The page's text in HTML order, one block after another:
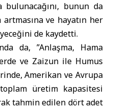
bulunacağını, bunun da
ve hayatın her
de kaydetti.
da, ”Anlaşma, Hama
ve Zaizun ile Humus
Amerikan ve Avrupa
üretim kapasitesi
tahmin edilen dört adet